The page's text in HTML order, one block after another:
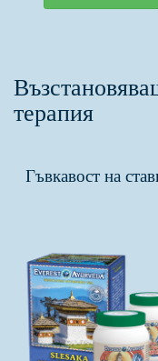
терапия
Гъвкавост на